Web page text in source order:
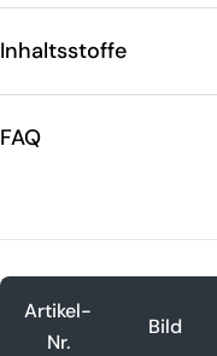
Inhaltsstoffe
FAQ
Artikel-
Nr.
Bild